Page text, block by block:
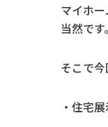
マイホ
当然です。
そこで
・住宅